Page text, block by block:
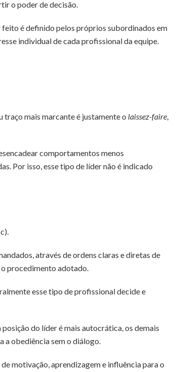
o poder de decisão.
é definido pelos próprios subordinados em
individual de cada profissional da equipe.
traço mais marcante é justamente o laissez-faire
comportamentos menos
Por isso, esse tipo de líder não é indicado
através de ordens claras e diretas de
procedimento adotado.
esse tipo de profissional decide e
do líder é mais autocrática, os demais
a obediência sem o diálogo.
motivação, aprendizagem e influência para o